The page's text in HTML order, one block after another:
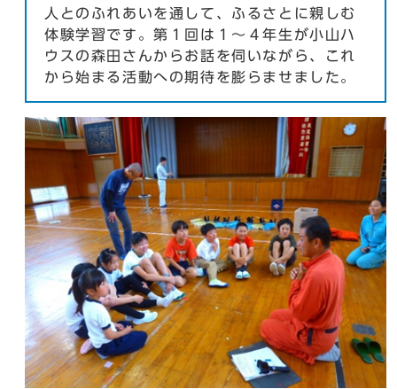
人とのふれあいを通して、ふるさとに親しむ
体験学習です。第１回は１〜４年生が小山ハ
ウスの森田さんからお話を伺いながら、これ
から始まる活動への期待を膨らませました。